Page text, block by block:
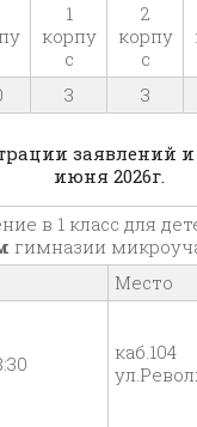
1
корпу
с
2
корпу
с
3 3
заявлений и
июня 2026г.
в 1 класс для
гимназии
Место
каб.104